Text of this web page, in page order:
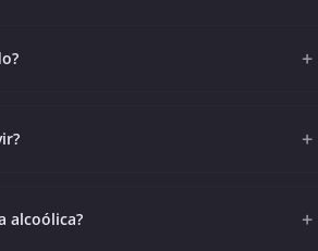
+
+
alcoólica? +